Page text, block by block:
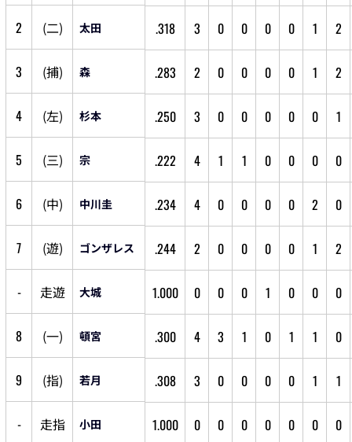
2 (二) 太田 .318 3 0 0 0 0 1 2
3 (捕) 森 .283 2 0 0 0 0 1 2
4 (左) 杉本 .250 3 0 0 0 0 0 1
5 (三) 宗 .222 4 1 1 0 0 0 0
6 (中) 中川圭 .234 4 0 0 0 0 2 0
7 (遊) ゴンザレス .244 2 0 0 0 0 1 2
- 走遊 大城 1.000 0 0 0 1 0 0 0
8 (一) 頓宮 .300 4 3 1 0 1 1 0
9 (指) 若月 .308 3 0 0 0 0 1 1
- 走指 小田 1.000 0 0 0 0 0 0 0